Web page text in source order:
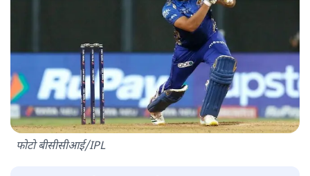
फोटो बीसीसीआई/IPL